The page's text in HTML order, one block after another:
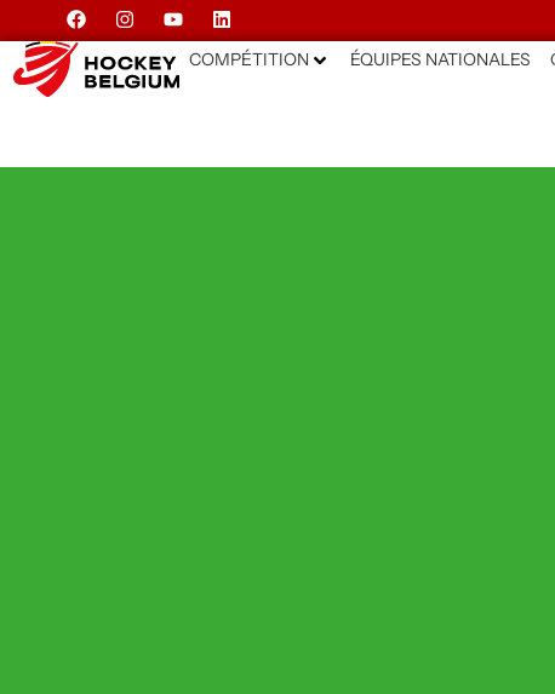
COMPÉTITION ÉQUIPES NATIONALES